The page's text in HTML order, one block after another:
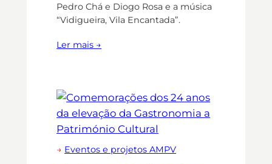
Pedro Chá e Diogo Rosa e a música
“Vidigueira, Vila Encantada”.
Ler mais →
→ Eventos e projetos AMPV